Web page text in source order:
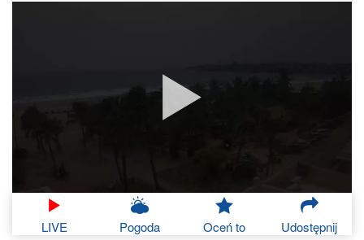
LIVE Pogoda Oceń to Udostępnij